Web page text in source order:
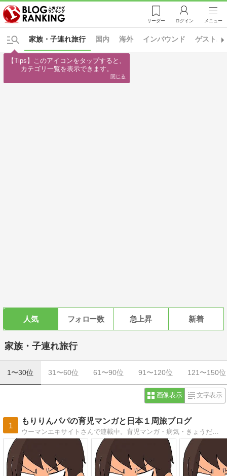
リーダー ログイン メニュー
国内 海外 インバウンド ゲストハ
家族・子連れ旅行
人気 フォロー数 急上昇 新着
家族・子連れ旅行
1〜30位 31〜60位 61〜90位 91〜120位 121〜150位
画像表示 文字表示
1
もりりんパパの育児マンガと日本１周旅ブログ
ウーマンエキサイトさんで連載中。育児マンガ・病気・きょうだい児・車中泊・日本1周など毎日更新中です。
【Tips】このアイコンをタップすると、
カテゴリ一覧を表示できます。
閉じる